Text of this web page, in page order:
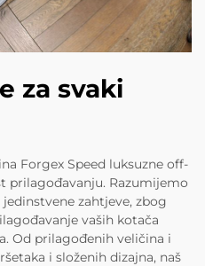
za svaki
Forgex Speed luksuzne off-
prilagođavanju. Razumijemo
zahtjeve, zbog
vaših kotača
Od prilagođenih veličina i
i složenih dizajna, naš